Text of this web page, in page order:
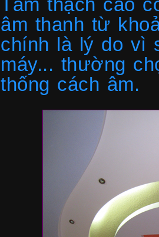
Tấm thạch cao
âm thanh từ
chính là lý do vì
máy... thường
thống cách âm.